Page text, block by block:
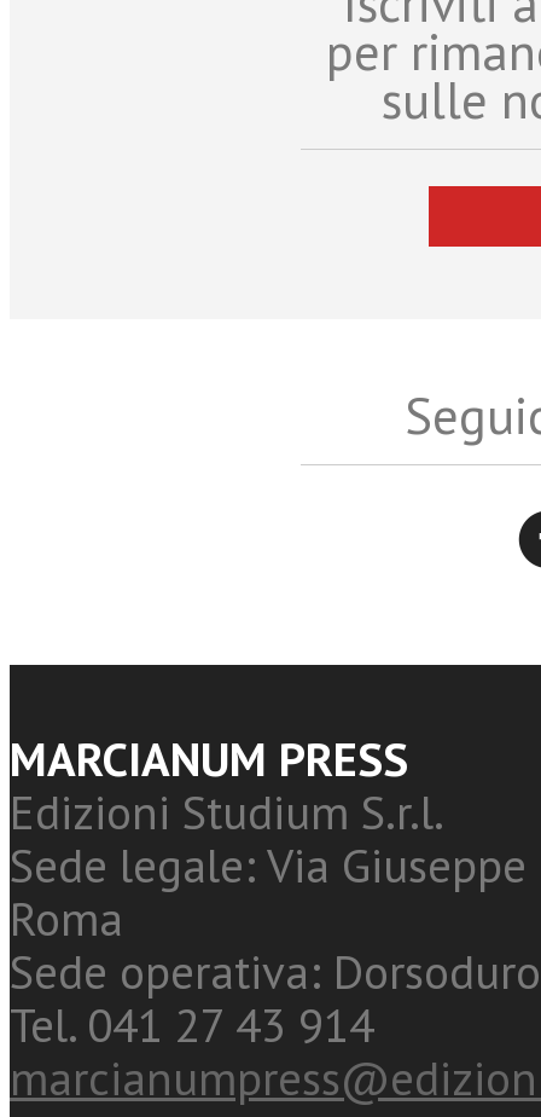
per
sulle
MARCIANUM PRESS
Edizioni Studium S.r.l.
Sede legale: Via
Roma
Sede operativa:
Tel. 041 27 43 914